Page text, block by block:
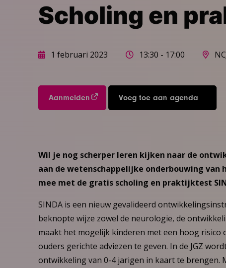
Scholing en
1 februari 2023 13:30 - 17:00
Aanmelden Voeg toe aan agenda
Wil je nog scherper leren kijken naar de
aan de wetenschappelijke onderbouwing van
mee met de gratis scholing en praktijktest
SINDA is een nieuw gevalideerd
beknopte wijze zowel de neurologie, de
maakt het mogelijk kinderen met een hoog
ouders gerichte adviezen te geven. In de JGZ
ontwikkeling van 0-4 jarigen in kaart te brengen.